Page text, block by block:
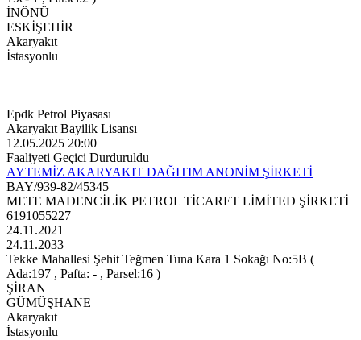
İNÖNÜ
ESKİŞEHİR
Akaryakıt
İstasyonlu
Epdk Petrol Piyasası
Akaryakıt Bayilik Lisansı
12.05.2025 20:00
Faaliyeti Geçici Durduruldu
AYTEMİZ AKARYAKIT DAĞITIM ANONİM ŞİRKETİ
BAY/939-82/45345
METE MADENCİLİK PETROL TİCARET LİMİTED ŞİRKETİ
6191055227
24.11.2021
24.11.2033
Tekke Mahallesi Şehit Teğmen Tuna Kara 1 Sokağı No:5B (
Ada:197 , Pafta: - , Parsel:16 )
ŞİRAN
GÜMÜŞHANE
Akaryakıt
İstasyonlu